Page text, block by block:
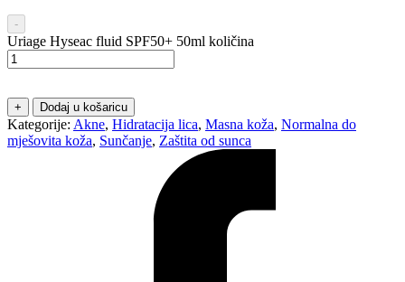
-
Uriage Hyseac fluid SPF50+ 50ml količina
+ Dodaj u košaricu
Kategorije: Akne, Hidratacija lica, Masna koža, Normalna do
mješovita koža, Sunčanje, Zaštita od sunca